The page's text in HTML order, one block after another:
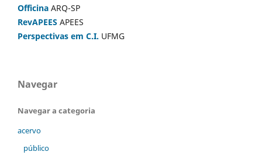
Officina ARQ-SP
RevAPEES APEES
Perspectivas em C.I. UFMG
Navegar
Navegar a categoria
acervo
público